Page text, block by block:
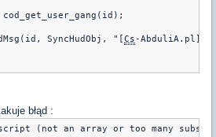
SyncHudObj, "[
Cs -
błąd :